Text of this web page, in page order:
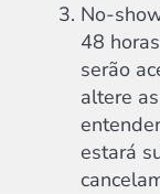
No-
48
serão
altere
estará